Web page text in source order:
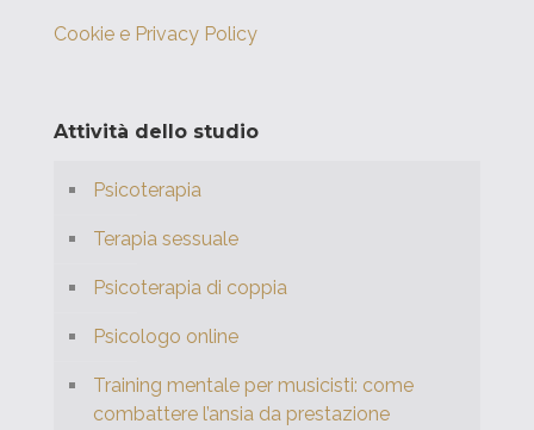
Cookie e Privacy Policy
Attività dello studio
Psicoterapia
Terapia sessuale
Psicoterapia di coppia
Psicologo online
Training mentale per musicisti: come
combattere l’ansia da prestazione